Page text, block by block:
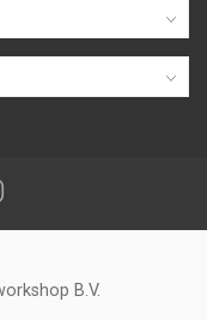
Instagram
B.V.